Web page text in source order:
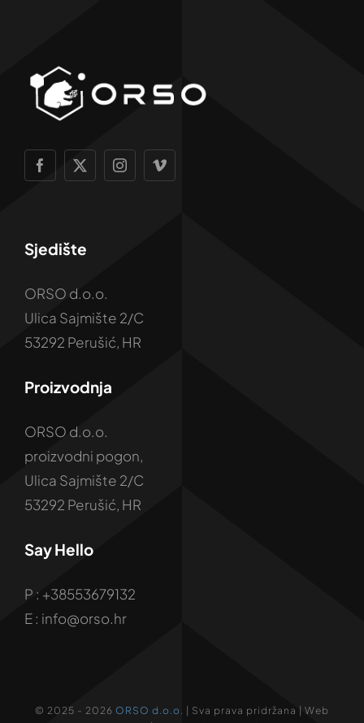
Sjedište
ORSO d.o.o.
Ulica Sajmište 2/C
53292 Perušić, HR
Proizvodnja
ORSO d.o.o.
proizvodni pogon,
Ulica Sajmište 2/C
53292 Perušić, HR
Say Hello
P : +38553679132
E : info@orso.hr
© 2025 - 2026 ORSO d.o.o.
| Sva prava pridržana | Web